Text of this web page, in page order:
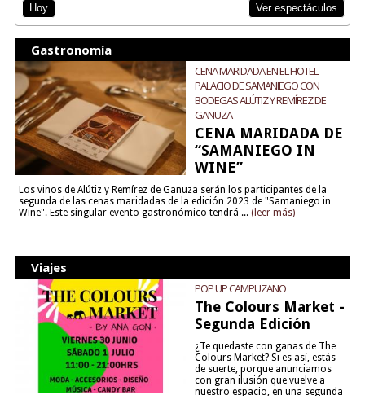
Hoy Ver espectáculos
Gastronomía
CENA MARIDADA EN EL HOTEL
PALACIO DE SAMANIEGO CON
BODEGAS ALÚTIZ Y REMÍREZ DE
GANUZA
CENA MARIDADA DE
“SAMANIEGO IN
WINE”
Los vinos de Alútiz y Remírez de Ganuza serán los participantes de la
segunda de las cenas maridadas de la edición 2023 de "Samaniego in
Wine". Este singular evento gastronómico tendrá ... (leer más)
Viajes
POP UP CAMPUZANO
The Colours Market -
Segunda Edición
¿Te quedaste con ganas de The
Colours Market? Si es así, estás
de suerte, porque anunciamos
con gran ilusión que vuelve a
nuestro espacio, en una segunda